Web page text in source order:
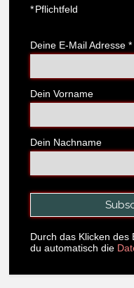
*Pflichtfeld
Deine E-Mail Adresse *
Dein Vorname
Dein Nachname
Durch das Klicken des
du automatisch die